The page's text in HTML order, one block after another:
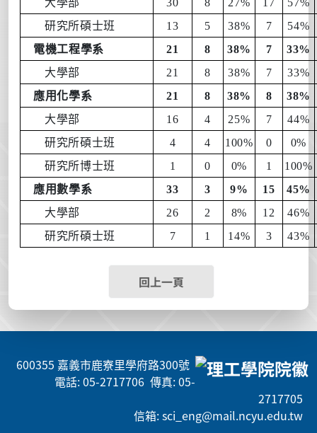
研究所碩士班
13 5 38% 7
54%
電機工程學系
21 8 38% 7
33%
大學部
21 8 38% 7
33%
應用化學系
21 8 38% 8
38%
大學部
16 4 25% 7
44%
研究所碩士班
4 4 100% 0
0%
研究所博士班
1 0 0% 1
100%
應用數學系
33 3 9% 15
45%
大學部
26 2 8% 12
46%
研究所碩士班
7 1 14% 3 43%
回上一頁
600355 嘉義市鹿寮里學府路300號
電話: 05-2717706 傳真: 05-
2717705
信箱: sci_eng@mail.ncyu.edu.tw